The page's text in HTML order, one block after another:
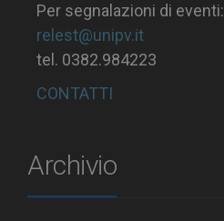
Per segnalazioni di eventi:
relest@unipv.it
tel. 0382.984223
CONTATTI
Archivio